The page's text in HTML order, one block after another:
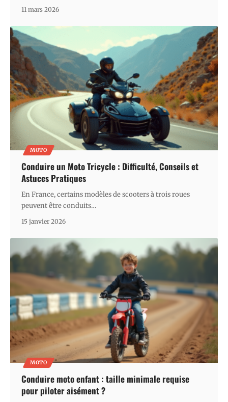
11 mars 2026
MOTO
Conduire un Moto Tricycle : Difficulté, Conseils et
Astuces Pratiques
En France, certains modèles de scooters à trois roues
peuvent être conduits…
15 janvier 2026
MOTO
Conduire moto enfant : taille minimale requise
pour piloter aisément ?